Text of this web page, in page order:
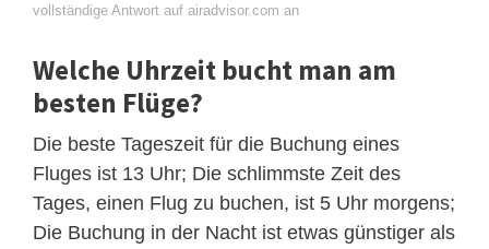
vollständige Antwort auf airadvisor.com an
Welche Uhrzeit bucht man am
besten Flüge?
Die beste Tageszeit für die Buchung eines
Fluges ist 13 Uhr; Die schlimmste Zeit des
Tages, einen Flug zu buchen, ist 5 Uhr morgens;
Die Buchung in der Nacht ist etwas günstiger als